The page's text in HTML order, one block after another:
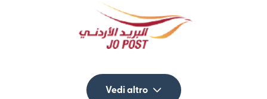
Vedi altro